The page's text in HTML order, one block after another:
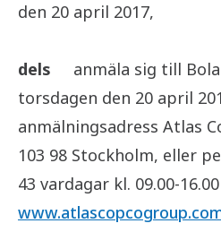
den 20 april 2017,
dels anmäla sig till
torsdagen den 20 april
anmälningsadress Atlas
103 98 Stockholm, eller
43 vardagar kl. 09.00-